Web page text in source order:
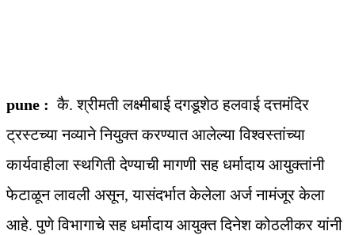
pune : कै. श्रीमती लक्ष्मीबाई दगडूशेठ हलवाई दत्तमंदिर
ट्रस्टच्या नव्याने नियुक्त करण्यात आलेल्या विश्वस्तांच्या
कार्यवाहीला स्थगिती देण्याची मागणी सह धर्मादाय आयुक्तांनी
फेटाळून लावली असून, यासंदर्भात केलेला अर्ज नामंजूर केला
आहे. पुणे विभागाचे सह धर्मादाय आयुक्त दिनेश कोठलीकर यांनी